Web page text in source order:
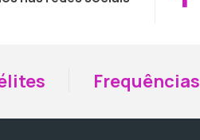
Frequências